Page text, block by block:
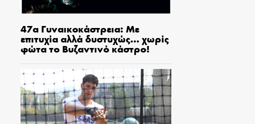
47α Γυναικοκάστρεια: Με
επιτυχία αλλά δυστυχώς… χωρίς
φώτα το Βυζαντινό κάστρο!